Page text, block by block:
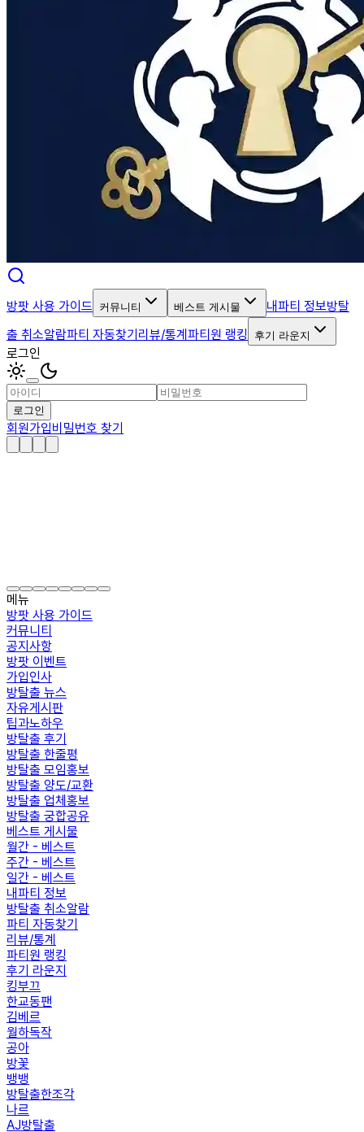
방팟 사용 가이드 커뮤니티 베스트 게시물 내파티 정보방탈
출 취소알람파티 자동찾기리뷰/통계파티원 랭킹 후기 라운지
로그인
로그인
회원가입비밀번호 찾기
메뉴
방팟 사용 가이드
커뮤니티
공지사항
방팟 이벤트
가입인사
방탈출 뉴스
자유게시판
팁과노하우
방탈출 후기
방탈출 한줄평
방탈출 모임홍보
방탈출 양도/교환
방탈출 업체홍보
방탈출 궁합공유
베스트 게시물
월간 - 베스트
주간 - 베스트
일간 - 베스트
내파티 정보
방탈출 취소알람
파티 자동찾기
리뷰/통계
파티원 랭킹
후기 라운지
킹부끄
한교동팬
김베르
월하독작
공아
방꽃
뱅뱅
방탈출한조각
나르
AJ방탈출